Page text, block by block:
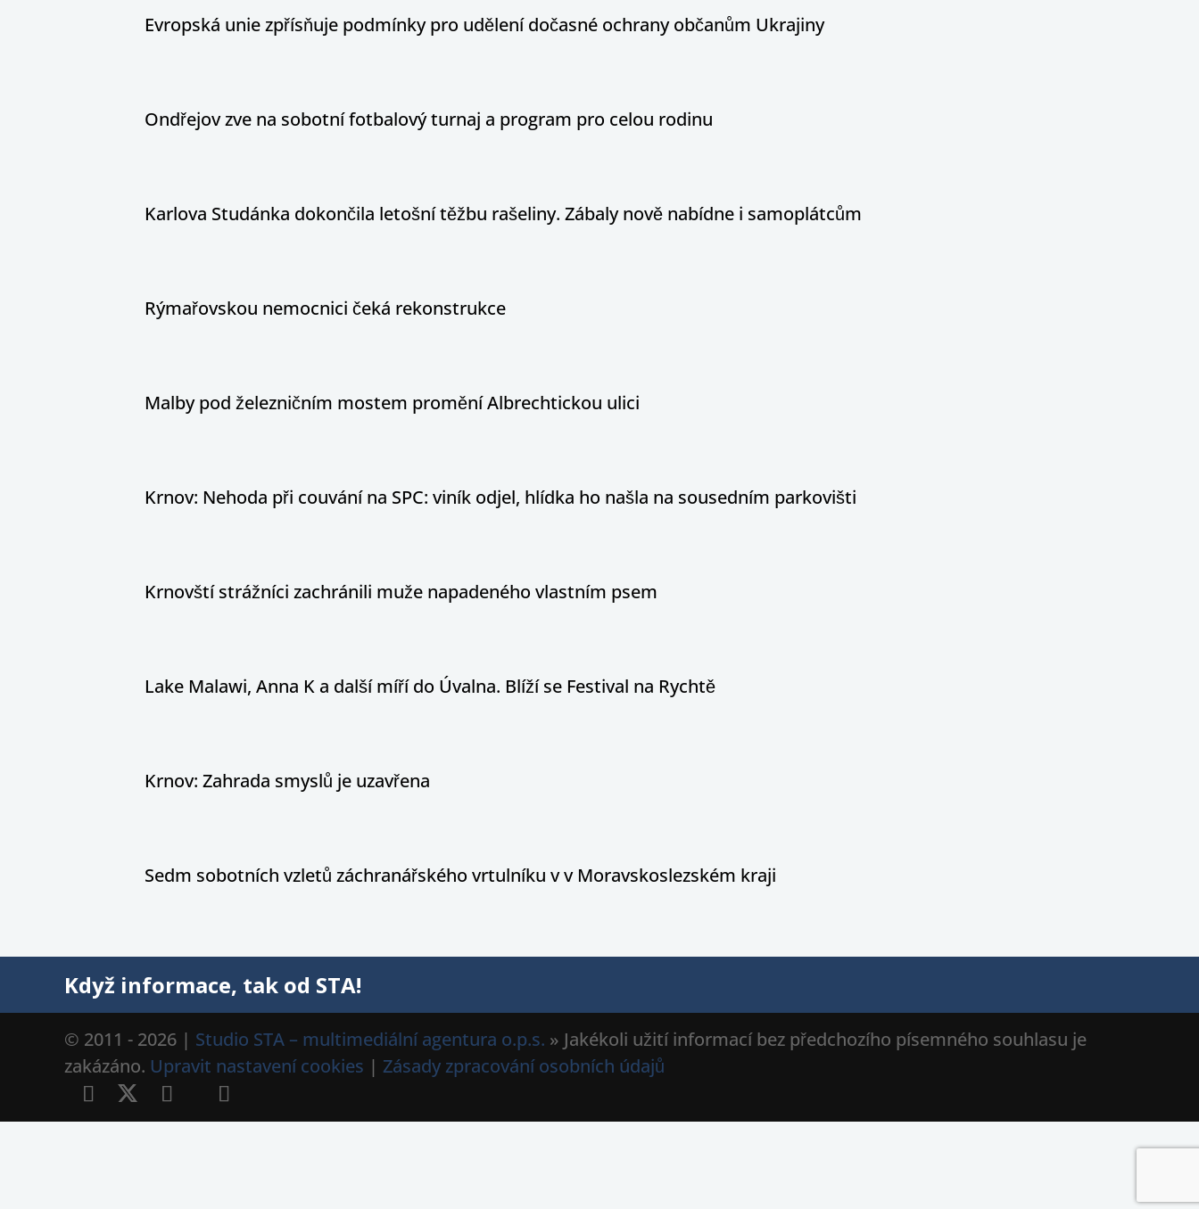
Evropská unie zpřísňuje podmínky pro udělení dočasné ochrany občanům Ukrajiny
Ondřejov zve na sobotní fotbalový turnaj a program pro celou rodinu
Karlova Studánka dokončila letošní těžbu rašeliny. Zábaly nově nabídne i samoplátcům
Rýmařovskou nemocnici čeká rekonstrukce
Malby pod železničním mostem promění Albrechtickou ulici
Krnov: Nehoda při couvání na SPC: viník odjel, hlídka ho našla na sousedním parkovišti
Krnovští strážníci zachránili muže napadeného vlastním psem
Lake Malawi, Anna K a další míří do Úvalna. Blíží se Festival na Rychtě
Krnov: Zahrada smyslů je uzavřena
Sedm sobotních vzletů záchranářského vrtulníku v v Moravskoslezském kraji
Když informace, tak od STA!
© 2011 - 2026 | Studio STA – multimediální agentura o.p.s. » Jakékoli užití informací bez předchozího písemného souhlasu je
zakázáno. Upravit nastavení cookies | Zásady zpracování osobních údajů